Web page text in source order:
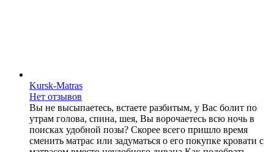
Kursk-Matras
Нет отзывов
Вы не высыпаетесь, встаете разбитым, у Вас болит по
утрам голова, спина, шея, Вы ворочаетесь всю ночь в
поисках удобной позы? Скорее всего пришло время
сменить матрас или задуматься о его покупке кровати с